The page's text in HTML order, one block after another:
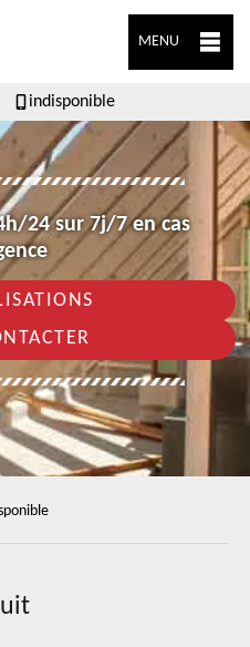
MENU
indisponible
24 sur 7j/7 en cas